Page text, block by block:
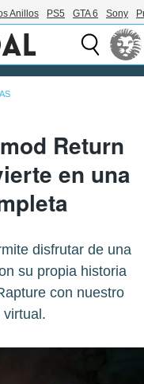
Anillos PS5 GTA 6 Sony
Return
en una
disfrutar de una
su propia historia
con nuestro